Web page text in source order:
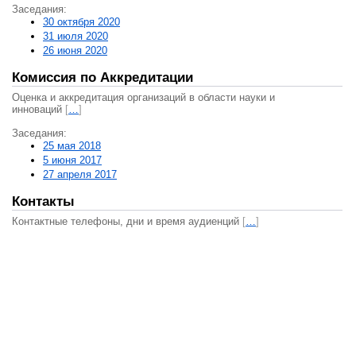
Заседания:
30 октября 2020
31 июля 2020
26 июня 2020
Комиссия по Аккредитации
Оценка и аккредитация организаций в области науки и
инноваций […]
Заседания:
25 мая 2018
5 июня 2017
27 апреля 2017
Контакты
Контактные телефоны, дни и время аудиенций […]